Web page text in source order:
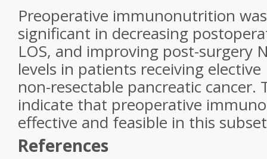
Preoperative immunonutrition
significant in decreasing
LOS, and improving post-surgery
levels in patients receiving
non-resectable pancreatic cancer.
indicate that preoperative
effective and feasible in this
References